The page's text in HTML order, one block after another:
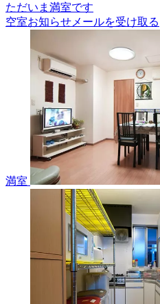
ただいま満室です
空室お知らせメールを受け取る
満室